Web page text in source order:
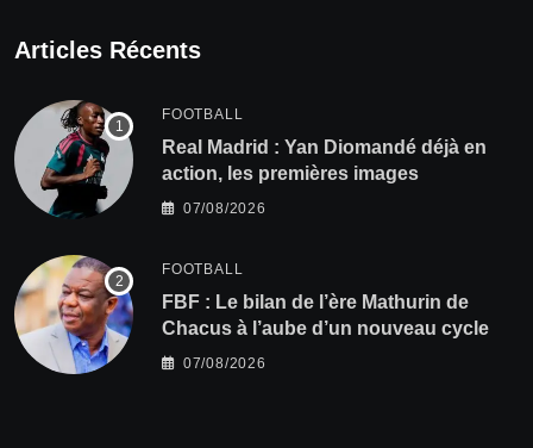
Articles Récents
FOOTBALL
Real Madrid : Yan Diomandé déjà en
action, les premières images
07/08/2026
FOOTBALL
FBF : Le bilan de l’ère Mathurin de
Chacus à l’aube d’un nouveau cycle
07/08/2026